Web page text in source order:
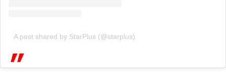
A post shared by StarPlus (@starplus)